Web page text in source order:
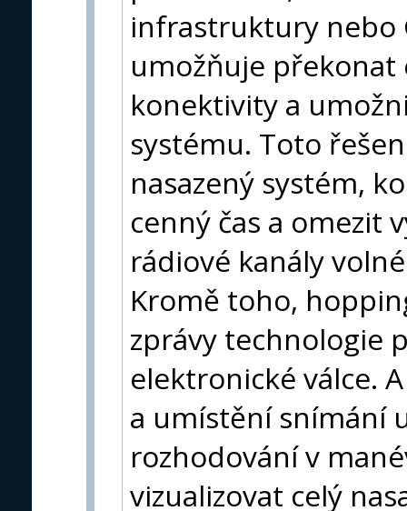
infrastruktury nebo
umožňuje
konektivity a
systému. Toto
nasazený systém,
cenný čas a omezit
rádiové kanály
Kromě toho,
zprávy technologie
elektronické válce.
a umístění snímání
rozhodování v
vizualizovat celý